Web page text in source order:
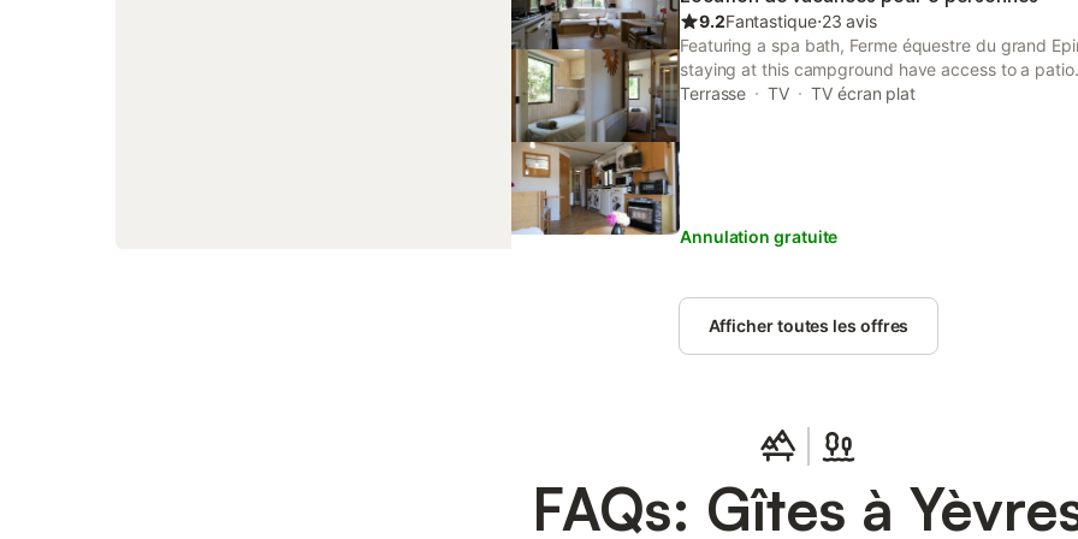
Paris, 40 minutes de chartres, 20 minutes de
toutes les commodités dans la ville de Brou à
très réputé marché du mercredi à ne pas
journée, vous ne serez qu'à 1h du musée des 24h
9.2Fantastique⋅23 avis
Featuring a spa bath, Ferme équestre du grand
staying at this campground have access to a
garden.
Terrasse TV TV écran plat
Annulation gratuite
Afficher toutes les offres
FAQs: Gîtes à